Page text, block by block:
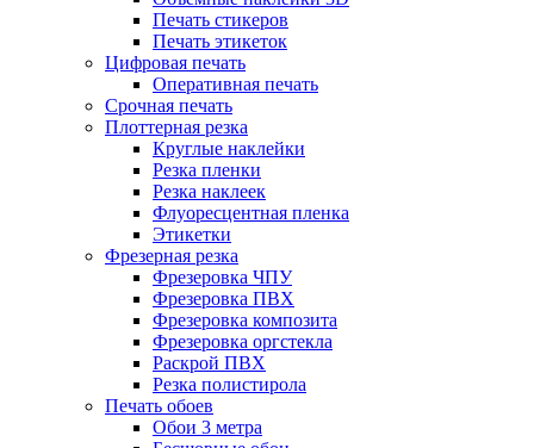
Печать стикеров
Печать этикеток
Цифровая печать
Оперативная печать
Срочная печать
Плоттерная резка
Круглые наклейки
Резка пленки
Резка наклеек
Флуоресцентная пленка
Этикетки
Фрезерная резка
Фрезеровка ЧПУ
Фрезеровка ПВХ
Фрезеровка композита
Фрезеровка оргстекла
Раскрой ПВХ
Резка полистирола
Печать обоев
Обои 3 метра